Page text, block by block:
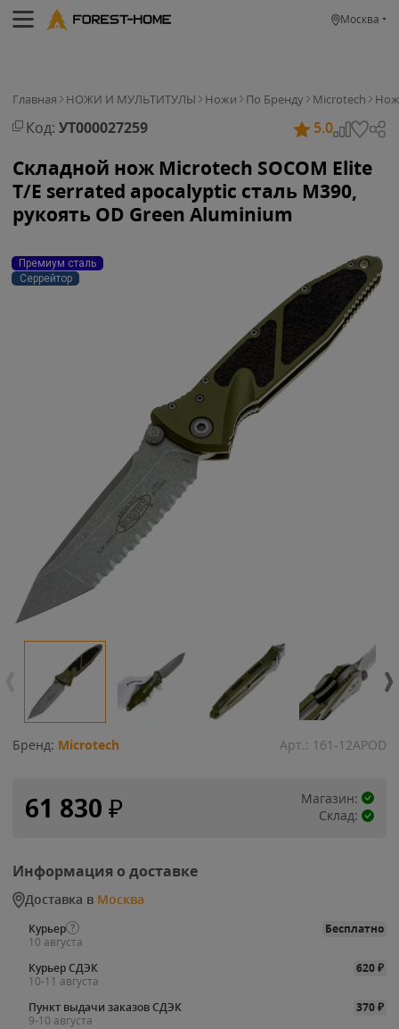
Москва
Главная НОЖИ И МУЛЬТИТУЛЫ Ножи По Бренду Microtech Нож
Код: УТ000027259 5.0
Складной нож Microtech SOCOM Elite
T/E serrated apocalyptic сталь M390,
рукоять OD Green Aluminium
Премиум сталь
Серрейтор
Бренд: Microtech Арт.: 161-12APOD
61 830 ₽
Магазин:
Склад:
Информация о доставке
Доставка в Москва
Курьер
Бесплатно
10 августа
Курьер СДЭК
620₽
10-11 августа
Пункт выдачи заказов СДЭК
370₽
9-10 августа